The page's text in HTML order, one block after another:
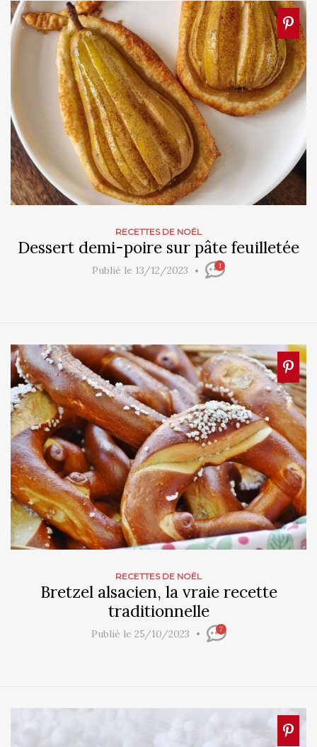
RECETTES DE NOËL
Dessert demi-poire sur pâte feuilletée
Publié le 13/12/2023 1
RECETTES DE NOËL
Bretzel alsacien, la vraie recette
traditionnelle
Publié le 25/10/2023 7